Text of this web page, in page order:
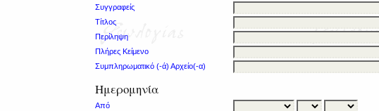
Συγγραφείς
Τίτλος
Περίληψη
Πλήρες Κείμενο
Συμπληρωματικό (-ά) Αρχείο(-α)
Ημερομηνία
Από